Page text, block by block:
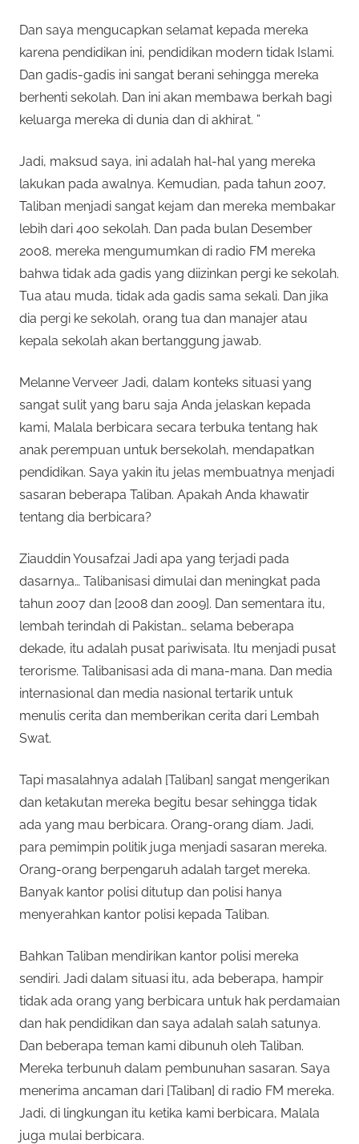
Dan saya mengucapkan selamat kepada mereka
karena pendidikan ini, pendidikan modern tidak Islami.
Dan gadis-gadis ini sangat berani sehingga mereka
berhenti sekolah. Dan ini akan membawa berkah bagi
keluarga mereka di dunia dan di akhirat. ”
Jadi, maksud saya, ini adalah hal-hal yang mereka
lakukan pada awalnya. Kemudian, pada tahun 2007,
Taliban menjadi sangat kejam dan mereka membakar
lebih dari 400 sekolah. Dan pada bulan Desember
2008, mereka mengumumkan di radio FM mereka
bahwa tidak ada gadis yang diizinkan pergi ke sekolah.
Tua atau muda, tidak ada gadis sama sekali. Dan jika
dia pergi ke sekolah, orang tua dan manajer atau
kepala sekolah akan bertanggung jawab.
Melanne Verveer Jadi, dalam konteks situasi yang
sangat sulit yang baru saja Anda jelaskan kepada
kami, Malala berbicara secara terbuka tentang hak
anak perempuan untuk bersekolah, mendapatkan
pendidikan. Saya yakin itu jelas membuatnya menjadi
sasaran beberapa Taliban. Apakah Anda khawatir
tentang dia berbicara?
Ziauddin Yousafzai Jadi apa yang terjadi pada
dasarnya… Talibanisasi dimulai dan meningkat pada
tahun 2007 dan [2008 dan 2009]. Dan sementara itu,
lembah terindah di Pakistan… selama beberapa
dekade, itu adalah pusat pariwisata. Itu menjadi pusat
terorisme. Talibanisasi ada di mana-mana. Dan media
internasional dan media nasional tertarik untuk
menulis cerita dan memberikan cerita dari Lembah
Swat.
Tapi masalahnya adalah [Taliban] sangat mengerikan
dan ketakutan mereka begitu besar sehingga tidak
ada yang mau berbicara. Orang-orang diam. Jadi,
para pemimpin politik juga menjadi sasaran mereka.
Orang-orang berpengaruh adalah target mereka.
Banyak kantor polisi ditutup dan polisi hanya
menyerahkan kantor polisi kepada Taliban.
Bahkan Taliban mendirikan kantor polisi mereka
sendiri. Jadi dalam situasi itu, ada beberapa, hampir
tidak ada orang yang berbicara untuk hak perdamaian
dan hak pendidikan dan saya adalah salah satunya.
Dan beberapa teman kami dibunuh oleh Taliban.
Mereka terbunuh dalam pembunuhan sasaran. Saya
menerima ancaman dari [Taliban] di radio FM mereka.
Jadi, di lingkungan itu ketika kami berbicara, Malala
juga mulai berbicara.